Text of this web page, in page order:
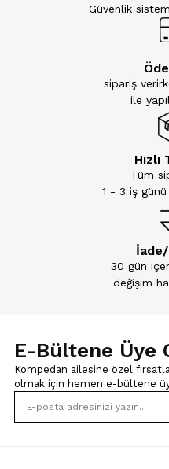
Güvenlik
sipariş
ile
Tüm
1 - 3 iş
30 gün
değişim
E-Bültene Üye
Kompedan ailesine özel
olmak için hemen e-bültene